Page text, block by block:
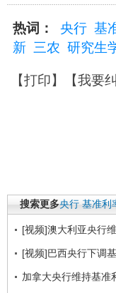
热词： 央行 基
新 三农 研究生
【打印】【我要
搜索更多央行 基准利
[视频]澳大利亚央行
[视频]巴西央行下调
加拿大央行维持基准